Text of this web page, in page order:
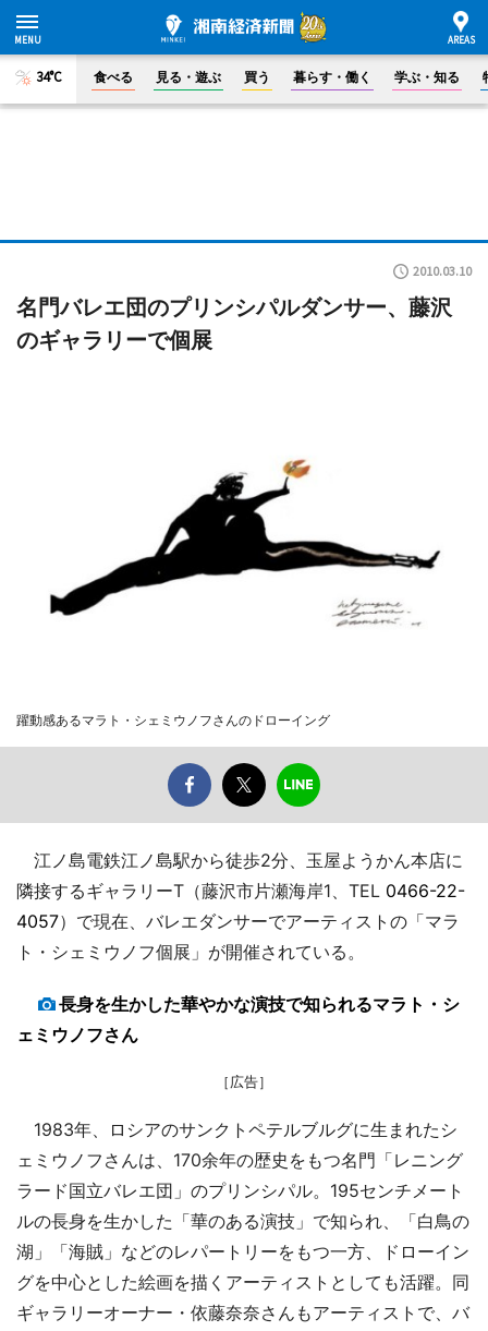
34°C 食べる 見る・遊ぶ 買う 暮らす・働く 学ぶ・知る
2010.03.10
名門バレエ団のプリンシパルダンサー、藤沢
のギャラリーで個展
躍動感あるマラト・シェミウノフさんのドローイング
江ノ島電鉄江ノ島駅から徒歩2分、玉屋ようかん本店に
隣接するギャラリーT（藤沢市片瀬海岸1、TEL 0466-22-
4057）で現在、バレエダンサーでアーティストの「マラ
ト・シェミウノフ個展」が開催されている。
長身を生かした華やかな演技で知られるマラト・シ
ェミウノフさん
［広告］
1983年、ロシアのサンクトペテルブルグに生まれたシ
ェミウノフさんは、170余年の歴史をもつ名門「レニング
ラード国立バレエ団」のプリンシパル。195センチメート
ルの長身を生かした「華のある演技」で知られ、「白鳥の
湖」「海賊」などのレパートリーをもつ一方、ドローイン
グを中心とした絵画を描くアーティストとしても活躍。同
ギャラリーオーナー・依藤奈奈さんもアーティストで、バ